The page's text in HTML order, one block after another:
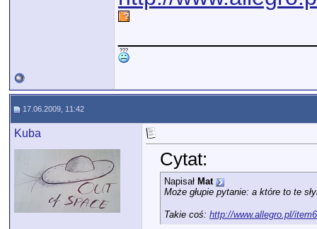
17.06.2009, 11:42
Kuba
Cytat:
Napisał Mat
Może głupie pytanie: a które to te
Takie coś: http://www.allegro.pl/